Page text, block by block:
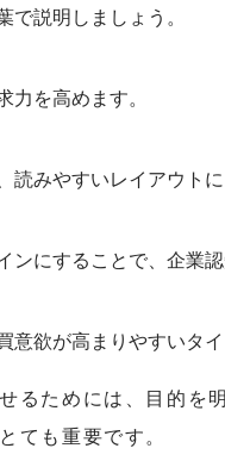
で説明しましょう。
力を高めます。
みやすいレイアウトに
にすることで、企業認
欲が高まりやすいタ
るためには、目的
ても重要です。